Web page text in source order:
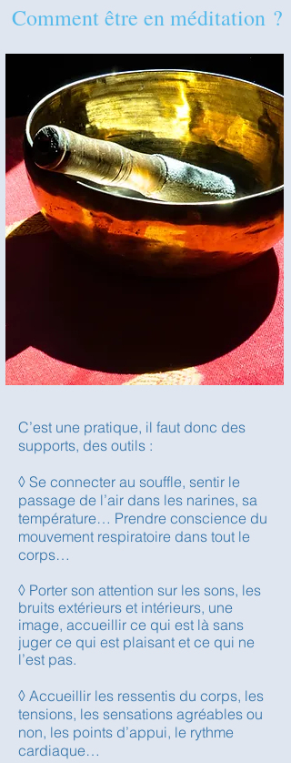
Comment être en méditation ?
C’est une pratique, il faut donc des
supports, des outils :
◊ Se connecter au souffle, sentir le
passage de l’air dans les narines, sa
température… Prendre conscience du
mouvement respiratoire dans tout le
corps…
◊ Porter son attention sur les sons, les
bruits extérieurs et intérieurs, une
image, accueillir ce qui est là sans
juger ce qui est plaisant et ce qui ne
l’est pas.
◊ Accueillir les ressentis du corps, les
tensions, les sensations agréables ou
non, les points d’appui, le rythme
cardiaque…